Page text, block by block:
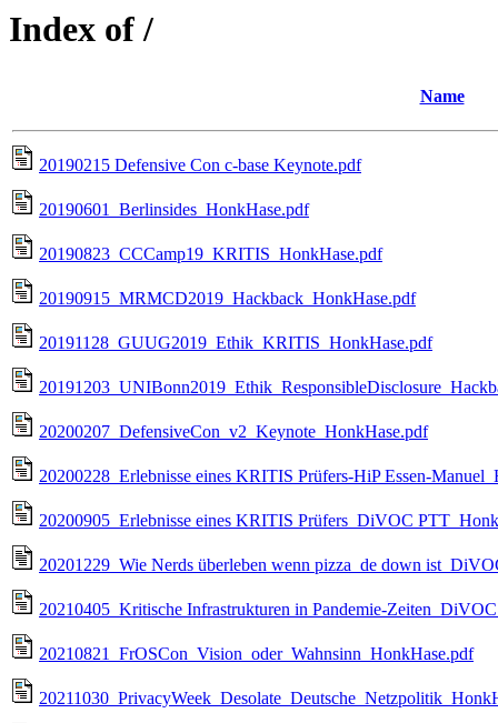
Index of /
Name
20190215 Defensive Con c-base Keynote.pdf
20190601_Berlinsides_HonkHase.pdf
20190823_CCCamp19_KRITIS_HonkHase.pdf
20190915_MRMCD2019_Hackback_HonkHase.pdf
20191128_GUUG2019_Ethik_KRITIS_HonkHase.pdf
20200207_DefensiveCon_v2_Keynote_HonkHase.pdf
20200228_Erlebnisse eines KRITIS Prüfers-HiP Essen-
20200905_Erlebnisse eines KRITIS Prüfers_DiVOC
20201229_Wie Nerds überleben wenn pizza_de down
20210405_Kritische Infrastrukturen in Pandemie-
20210821_FrOSCon_Vision_oder_Wahnsinn_HonkHase.pdf